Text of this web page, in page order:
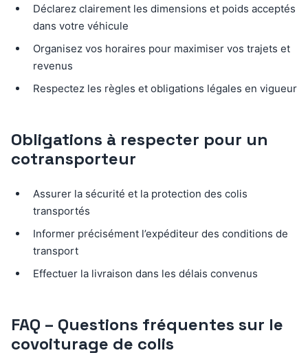
Déclarez clairement les dimensions et poids acceptés
dans votre véhicule
Organisez vos horaires pour maximiser vos trajets et
revenus
Respectez les règles et obligations légales en vigueur
Obligations à respecter pour un
cotransporteur
Assurer la sécurité et la protection des colis
transportés
Informer précisément l’expéditeur des conditions de
transport
Effectuer la livraison dans les délais convenus
FAQ – Questions fréquentes sur le
covoiturage de colis